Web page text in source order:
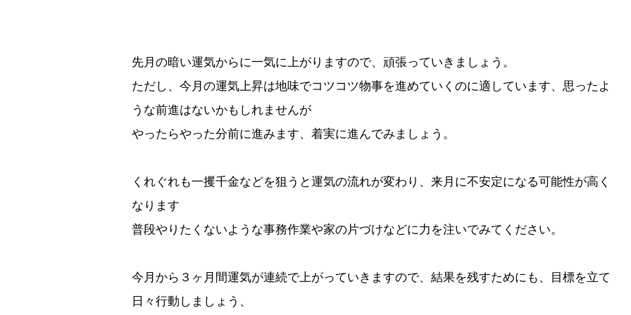
先月の暗い運気からに一気に上がりますので、頑張っていきましょう。
ただし、今月の運気上昇は地味でコツコツ物事を進めていくのに適しています、思ったよ
うな前進はないかもしれませんが
やったらやった分前に進みます、着実に進んでみましょう。
くれぐれも一攫千金などを狙うと運気の流れが変わり、来月に不安定になる可能性が高く
なります
普段やりたくないような事務作業や家の片づけなどに力を注いでみてください。
今月から３ヶ月間運気が連続で上がっていきますので、結果を残すためにも、目標を立て
日々行動しましょう、